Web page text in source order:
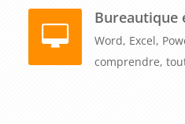
Bureautique
Word, Excel,
comprendre,